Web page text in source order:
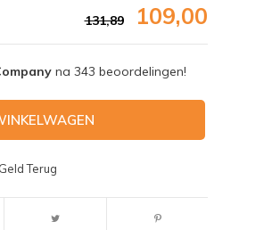
131,89 109,00
na 343 beoordelingen!
Terug